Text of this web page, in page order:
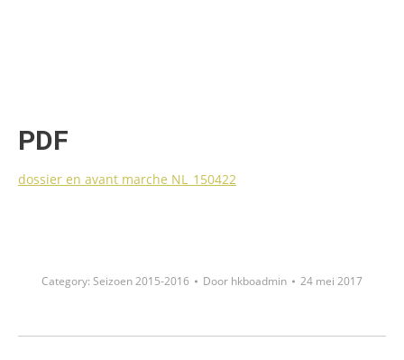
PDF
dossier en avant marche NL_150422
Category: Seizoen 2015-2016 Door hkboadmin 24 mei 2017